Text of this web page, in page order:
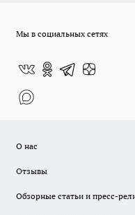
Мы в социальных сетях
О нас
Отзывы
Обзорные статьи и пресс-